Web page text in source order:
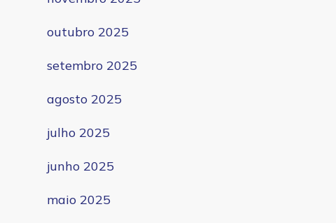
outubro 2025
setembro 2025
agosto 2025
julho 2025
junho 2025
maio 2025